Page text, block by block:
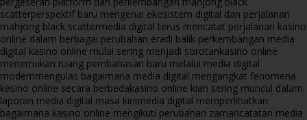
scatterperspektif baru mengenai ekosistem digital dan perjalanan
mahjong black scattermedia digital terus mencatat perjalanan kasino
online dalam berbagai perubahan eradi balik perkembangan media
digital kasino online mulai sering menjadi sorotankasino online
menemukan ruang pembahasan baru melalui media digital
modernmengulas bagaimana media digital mengangkat fenomena
kasino online secara berbedakasino online kian sering muncul dalam
laporan media digital masa kinimedia digital memperlihatkan
bagaimana kasino online mengikuti perubahan zamancatatan media